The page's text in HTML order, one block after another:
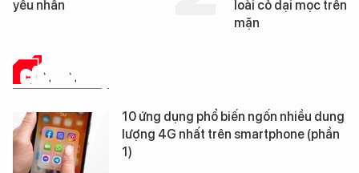
yếu nhân
loài cỏ dại mọc trên
mặn
CÔNG NGHỆ
10 ứng dụng phổ biến ngốn nhiều dung
lượng 4G nhất trên smartphone (phần
1)